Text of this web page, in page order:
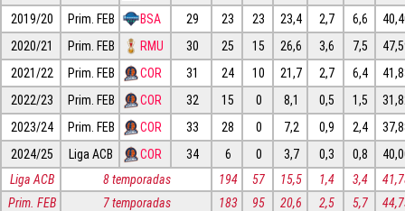
2019/20
Prim. FEB BSA 29 23 23 23,4 2,7 6,6
2020/21
Prim. FEB RMU 30 25 15 26,6 3,6 7,5
2021/22
Prim. FEB COR 31 24 10 21,7 2,7 6,4
2022/23
Prim. FEB COR 32 15 0 8,1 0,5 1,5
2023/24
Prim. FEB COR 33 28 0 7,2 0,9 2,4
2024/25
Liga ACB COR 34 6 0 3,7 0,3 0,8
Liga ACB
8 temporadas 194 57 15,5 1,4 3,4
Prim. FEB
7 temporadas 183 95 20,6 2,5 5,7